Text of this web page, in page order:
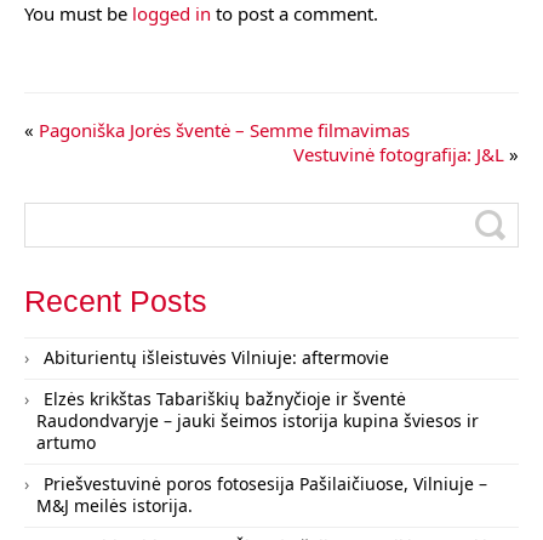
You must be logged in to post a comment.
« Pagoniška Jorės šventė – Semme filmavimas
Vestuvinė fotografija: J&L »
Recent Posts
Abiturientų išleistuvės Vilniuje: aftermovie
Elzės krikštas Tabariškių bažnyčioje ir šventė
Raudondvaryje – jauki šeimos istorija kupina šviesos ir
artumo
Priešvestuvinė poros fotosesija Pašilaičiuose, Vilniuje –
M&J meilės istorija.